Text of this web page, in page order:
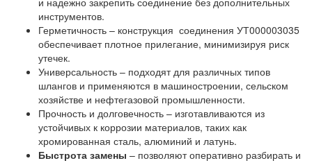
инструментов.
Герметичность – конструкция соединения УТ000003035
обеспечивает плотное прилегание, минимизируя риск
утечек.
Универсальность – подходят для различных типов
шлангов и применяются в машиностроении, сельском
хозяйстве и нефтегазовой промышленности.
Прочность и долговечность – изготавливаются из
устойчивых к коррозии материалов, таких как
хромированная сталь, алюминий и латунь.
Быстрота замены – позволяют оперативно разбирать и